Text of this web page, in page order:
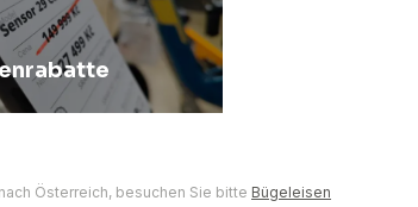
Österreich, besuchen Sie bitte Bügeleisen